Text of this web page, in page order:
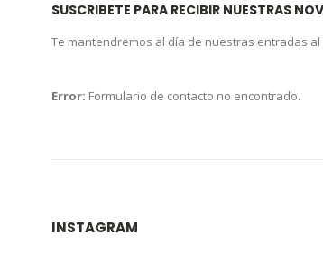
SUSCRIBETE PARA RECIBIR NUESTRAS
Te mantendremos al día de nuestras entradas
Error: Formulario de contacto no encontrado.
INSTAGRAM